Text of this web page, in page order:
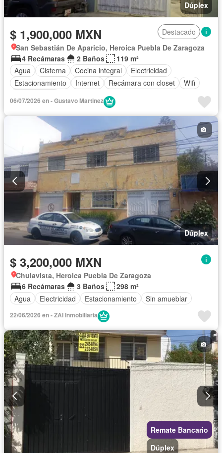
Dúplex
$ 1,900,000 MXN
Destacado
San Sebastián De Aparicio, Heroica Puebla De Zaragoza
4 Recámaras
2 Baños
119 m²
Agua
Cisterna Cocina integral
Electricidad
Estacionamiento
Internet Recámara con closet
Wifi
06/07/2026 en - Gustavo Martinez
Dúplex
$ 3,200,000 MXN
Chulavista, Heroica Puebla De Zaragoza
6 Recámaras
3 Baños
298 m²
Agua
Electricidad Estacionamiento Sin amueblar
22/06/2026 en - ZAI Inmobiliaria
Remate Bancario
Dúplex